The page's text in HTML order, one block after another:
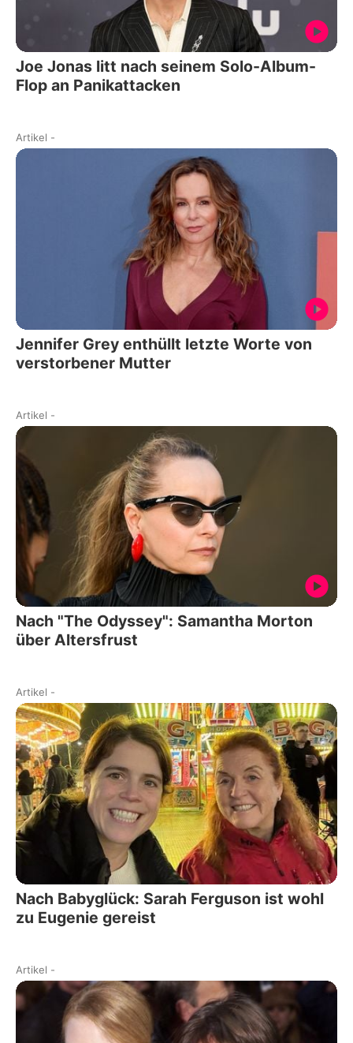
Joe Jonas litt nach seinem Solo-Album-
Flop an Panikattacken
Artikel -
Jennifer Grey enthüllt letzte Worte von
verstorbener Mutter
Artikel -
Nach "The Odyssey": Samantha Morton
über Altersfrust
Artikel -
Nach Babyglück: Sarah Ferguson ist wohl
zu Eugenie gereist
Artikel -